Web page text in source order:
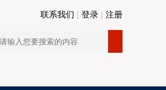
联系我们 | 登录 | 注册